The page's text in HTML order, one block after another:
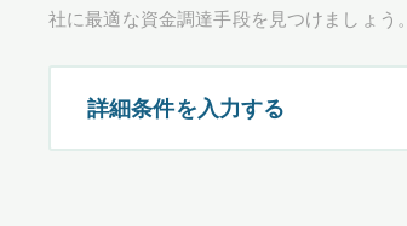
社に最適な資金調達手段を見つけましょう。
詳細条件を入力する